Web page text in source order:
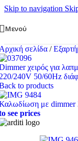
Skip to navigation
Μενού
σελίδα /
χειρός για
240V 50/60Hz
to products
με dimmer
see prices